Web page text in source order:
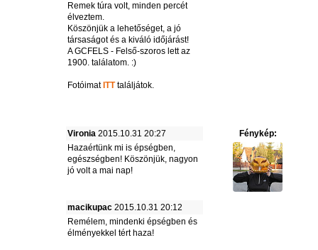
Remek túra volt, minden percét
élveztem.
Köszönjük a lehetőséget, a jó
társaságot és a kiváló időjárást!
A GCFELS - Felső-szoros lett az
1900. találatom. :)
Fotóimat ITTtaláljátok.
Vironia 2015.10.31 20:27
Fénykép:
Hazaértünk mi is épségben,
egészségben! Köszönjük, nagyon
jó volt a mai nap!
macikupac 2015.10.31 20:12
Remélem, mindenki épségben és
élményekkel tért haza!